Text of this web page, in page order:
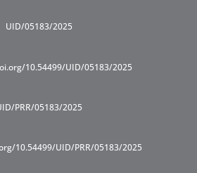
UID/05183/2025
10.54499/UID/05183/2025
PRR/05183/2025
10.54499/UID/PRR/05183/2025